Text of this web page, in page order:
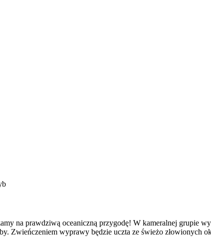
na prawdziwą oceaniczną przygodę! W kameralnej grupie
Zwieńczeniem wyprawy będzie uczta ze świeżo złowionych